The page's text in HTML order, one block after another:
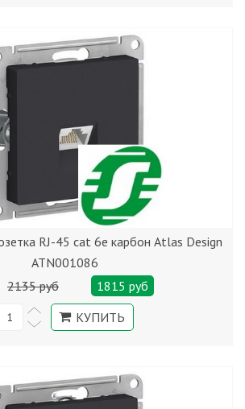
RJ-45 cat 6е карбон Atlas Design
ATN001086
2135 руб
1815 руб